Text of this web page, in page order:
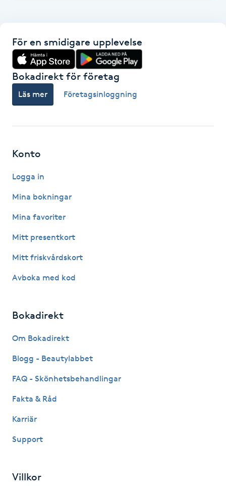
Megavolymfransar
Melasma
Mesoterapi
Mixfransar
Nagelförlängning
Nagelförlängning akryl
Nagelförlängning glasfiber
Nagelförstärkning
Nagelklippning
För en smidigare upplevelse
Bokadirekt för företag
Läs mer Företagsinloggning
Konto
Logga in
Mina bokningar
Mina favoriter
Mitt presentkort
Mitt friskvårdskort
Avboka med kod
Bokadirekt
Om Bokadirekt
Blogg - Beautylabbet
FAQ - Skönhetsbehandlingar
Fakta & Råd
Karriär
Support
Villkor